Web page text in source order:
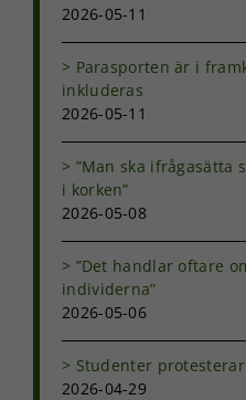
2026-05-11
Parasporten är i
inkluderas
2026-05-11
”Man ska ifrågasätta
i korken”
2026-05-08
”Det handlar oftare
individerna”
2026-05-06
Studenter
2026-04-29